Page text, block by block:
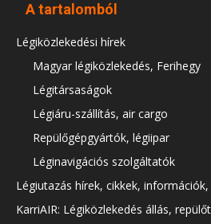
A tartalomból
Légiközlekedési hírek
Magyar légiközlekedés, Ferihegy
Légitársaságok
Légiáru-szállítás, air cargo
Repülőgépgyártók, légiipar
Léginavigációs szolgáltatók
Légiutazás hírek, cikkek,
KarriAIR: Légiközlekedés állás,